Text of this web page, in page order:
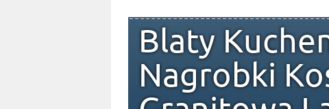
Blaty
Nagrobki